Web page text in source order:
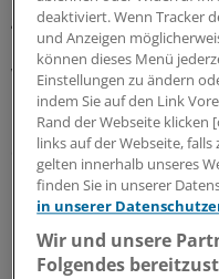
geschenkt, Erfolg
müsse man tatsächlich
wenn das auf Kosten
"Viele bleiben da nicht
dann irgendwann nicht
"dann durchziehen",
Unter den Zuhörern
Mediziner aller
deaktiviert. Wenn Tracker
und Anzeigen
können dieses Menü
Einstellungen zu ändern
indem Sie auf den Link
Rand der Webseite klicken
links auf der Webseite,
gelten innerhalb unseres
finden Sie in unserer
in unserer
Wir und unsere
Folgendes